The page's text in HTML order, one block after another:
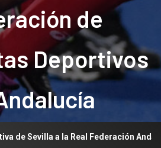
de
Deportivos
a la Real Federación Andaluza de